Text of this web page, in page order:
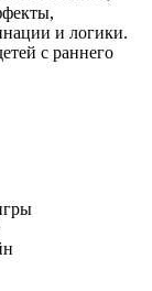
и логики.
с раннего